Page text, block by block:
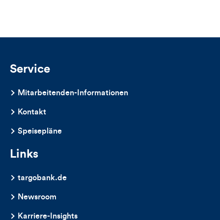
Kommentare
dieses
Artikels
Service
Mitarbeitenden-Informationen
Kontakt
Speisepläne
Links
targobank.de
Newsroom
Karriere-Insights